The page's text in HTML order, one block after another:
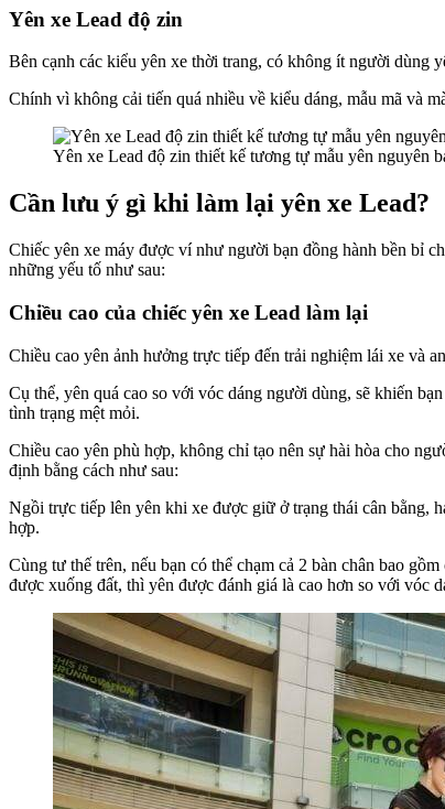
Yên xe Lead độ zin
Bên cạnh các kiểu yên xe thời trang, có không ít người dùng
Chính vì không cải tiến quá nhiều về kiểu dáng, mẫu mã và
Yên xe Lead độ zin thiết kế tương tự mẫu yên nguyên
Cần lưu ý gì khi làm lại yên xe Lead?
Chiếc yên xe máy được ví như người bạn đồng hành bền bỉ
những yếu tố như sau:
Chiều cao của chiếc yên xe Lead làm lại
Chiều cao yên ảnh hưởng trực tiếp đến trải nghiệm lái xe và
Cụ thể, yên quá cao so với vóc dáng người dùng, sẽ khiến
tình trạng mệt mỏi.
Chiều cao yên phù hợp, không chỉ tạo nên sự hài hòa cho
định bằng cách như sau:
Ngồi trực tiếp lên yên khi xe được giữ ở trạng thái cân bằng,
hợp.
Cùng tư thế trên, nếu bạn có thể chạm cả 2 bàn chân bao
được xuống đất, thì yên được đánh giá là cao hơn so với vóc